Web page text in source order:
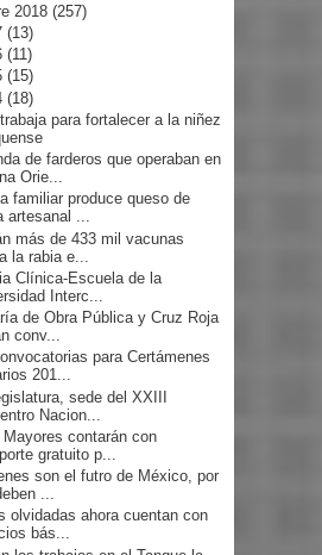
2018 (257)
(13)
(11)
(15)
(18)
para fortalecer a la niñez
de farderos que operaban en
Orie...
familiar produce queso de
artesanal ...
más de 433 mil vacunas
la rabia e...
Clínica-Escuela de la
Interc...
de Obra Pública y Cruz Roja
conv...
para Certámenes
201...
sede del XXIII
Nacion...
contarán con
gratuito p...
son el futro de México, por
...
olvidadas ahora cuentan con
bás...